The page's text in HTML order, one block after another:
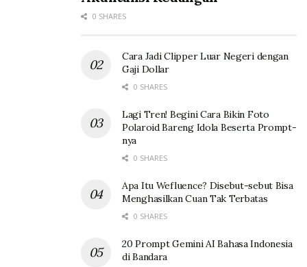
0 SHARES
Cara Jadi Clipper Luar Negeri dengan
Gaji Dollar
0 SHARES
Lagi Tren! Begini Cara Bikin Foto
Polaroid Bareng Idola Beserta Prompt-
nya
0 SHARES
Apa Itu Wefluence? Disebut-sebut Bisa
Menghasilkan Cuan Tak Terbatas
0 SHARES
20 Prompt Gemini AI Bahasa Indonesia
di Bandara